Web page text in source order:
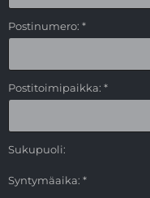
Postinumero: *
Postitoimipaikka: *
Sukupuoli:
Syntymäaika: *